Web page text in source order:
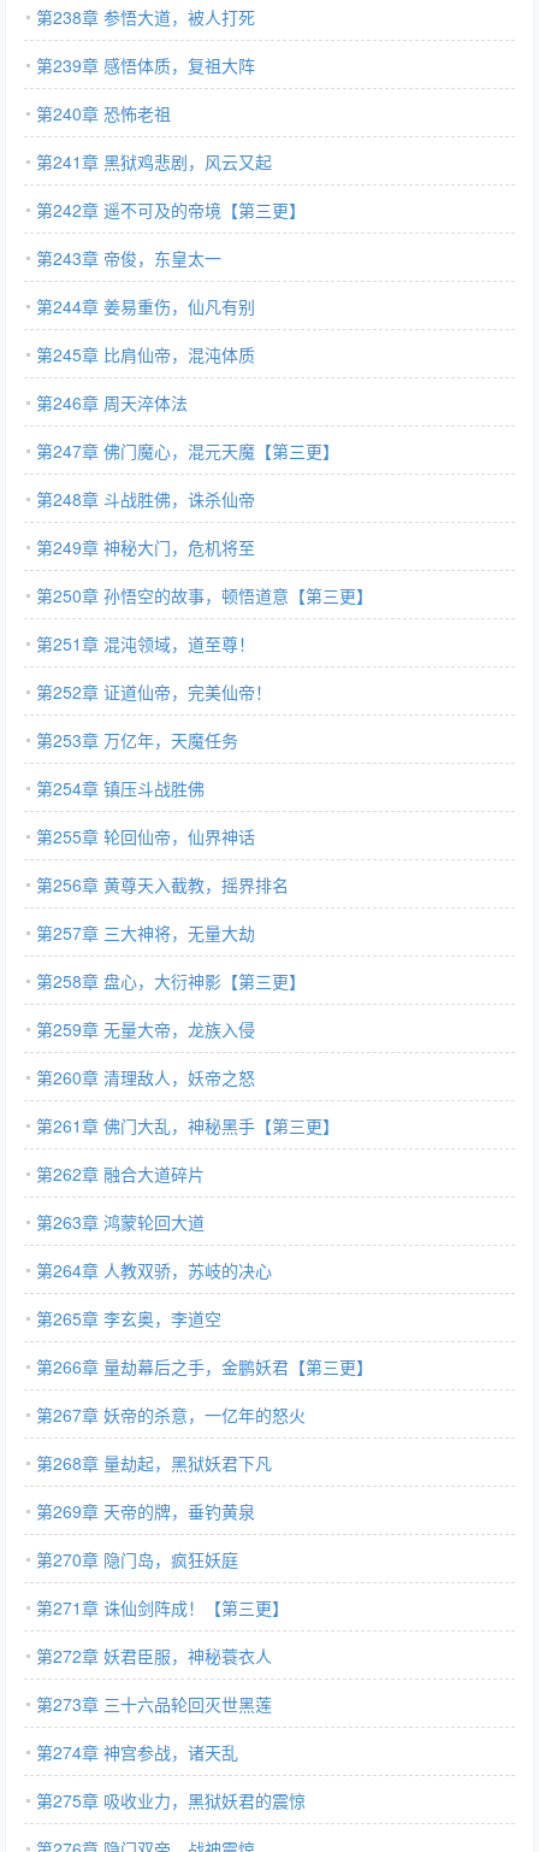
第238章 参悟大道，被人打死
第239章 感悟体质，复祖大阵
第240章 恐怖老祖
第241章 黑狱鸡悲剧，风云又起
第242章 遥不可及的帝境【第三更】
第243章 帝俊，东皇太一
第244章 姜易重伤，仙凡有别
第245章 比肩仙帝，混沌体质
第246章 周天淬体法
第247章 佛门魔心，混元天魔【第三更】
第248章 斗战胜佛，诛杀仙帝
第249章 神秘大门，危机将至
第250章 孙悟空的故事，顿悟道意【第三更】
第251章 混沌领域，道至尊！
第252章 证道仙帝，完美仙帝！
第253章 万亿年，天魔任务
第254章 镇压斗战胜佛
第255章 轮回仙帝，仙界神话
第256章 黄尊天入截教，摇界排名
第257章 三大神将，无量大劫
第258章 盘心，大衍神影【第三更】
第259章 无量大帝，龙族入侵
第260章 清理敌人，妖帝之怒
第261章 佛门大乱，神秘黑手【第三更】
第262章 融合大道碎片
第263章 鸿蒙轮回大道
第264章 人教双骄，苏岐的决心
第265章 李玄奥，李道空
第266章 量劫幕后之手，金鹏妖君【第三更】
第267章 妖帝的杀意，一亿年的怒火
第268章 量劫起，黑狱妖君下凡
第269章 天帝的牌，垂钓黄泉
第270章 隐门岛，疯狂妖庭
第271章 诛仙剑阵成！【第三更】
第272章 妖君臣服，神秘蓑衣人
第273章 三十六品轮回灭世黑莲
第274章 神宫参战，诸天乱
第275章 吸收业力，黑狱妖君的震惊